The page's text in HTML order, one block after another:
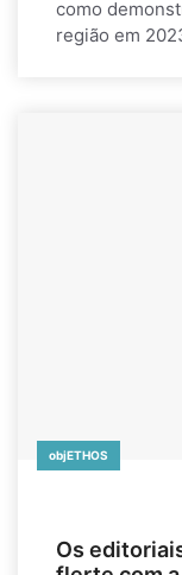
como
região em
objETHOS
Os